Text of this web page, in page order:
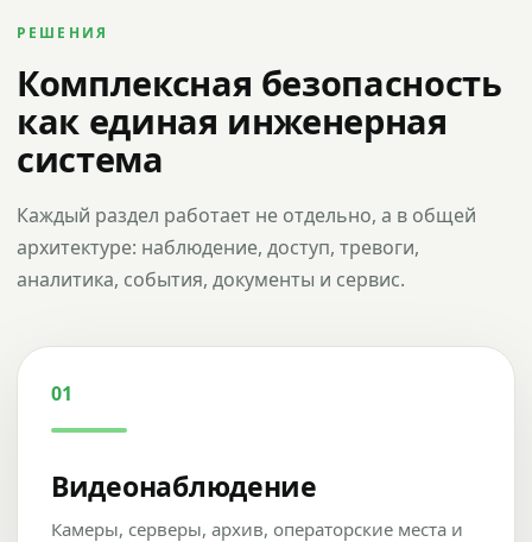
РЕШЕНИЯ
Комплексная безопасность
как единая инженерная
система
Каждый раздел работает не отдельно, а в общей
архитектуре: наблюдение, доступ, тревоги,
аналитика, события, документы и сервис.
01
Видеонаблюдение
Камеры, серверы, архив, операторские места и